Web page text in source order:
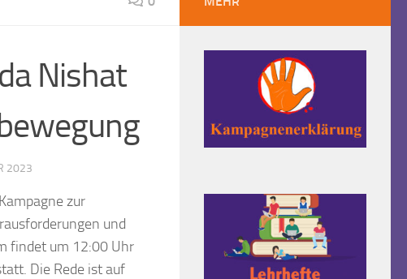
Nishat
2023
zur
und
findet um 12:00 Uhr
Die Rede ist auf